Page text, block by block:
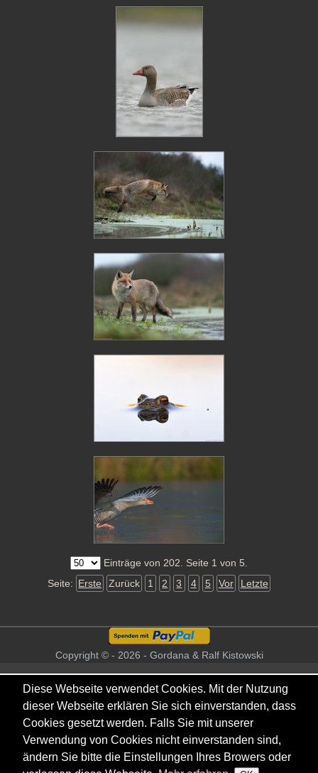
Einträge von 202. Seite 1 von 5.
Seite: Erste Zurück 1 2 3 4 5 Vor Letzte
Copyright © - 2026 - Gordana & Ralf Kistowski
Diese Webseite verwendet Cookies. Mit der Nutzung
dieser Webseite erklären Sie sich einverstanden, dass
Cookies gesetzt werden. Falls Sie mit unserer
Verwendung von Cookies nicht einverstanden sind,
ändern Sie bitte die Einstellungen Ihres Browers oder